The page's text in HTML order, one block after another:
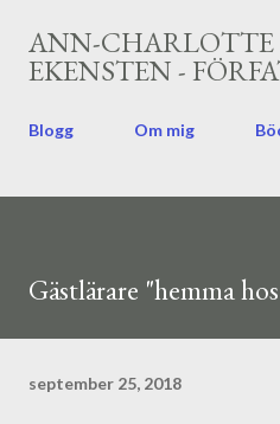
Fortsätt till
ANN-CHARLOTTE
EKENSTEN -
Blogg Om mig
Gästlärare "hemma
september 25, 2018